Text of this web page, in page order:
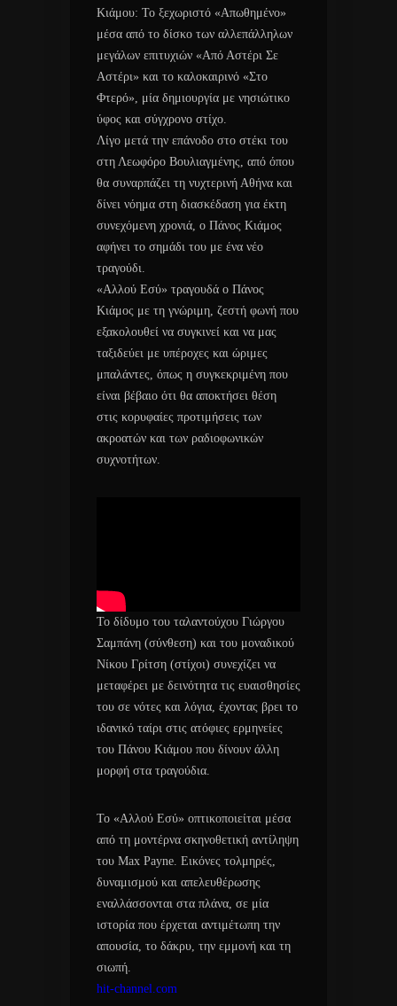
Κιάμου: Το ξεχωριστό «Απωθημένο»
μέσα από το δίσκο των αλλεπάλληλων
μεγάλων επιτυχιών «Από Αστέρι Σε
Αστέρι» και το καλοκαιρινό «Στο
Φτερό», μία δημιουργία με νησιώτικο
ύφος και σύγχρονο στίχο.
Λίγο μετά την επάνοδο στο στέκι του
στη Λεωφόρο Βουλιαγμένης, από όπου
θα συναρπάζει τη νυχτερινή Αθήνα και
δίνει νόημα στη διασκέδαση για έκτη
συνεχόμενη χρονιά, ο Πάνος Κιάμος
αφήνει το σημάδι του με ένα νέο
τραγούδι.
«Αλλού Εσύ» τραγουδά ο Πάνος
Κιάμος με τη γνώριμη, ζεστή φωνή που
εξακολουθεί να συγκινεί και να μας
ταξιδεύει με υπέροχες και ώριμες
μπαλάντες, όπως η συγκεκριμένη που
είναι βέβαιο ότι θα αποκτήσει θέση
στις κορυφαίες προτιμήσεις των
ακροατών και των ραδιοφωνικών
συχνοτήτων.
Το δίδυμο του ταλαντούχου Γιώργου
Σαμπάνη (σύνθεση) και του μοναδικού
Νίκου Γρίτση (στίχοι) συνεχίζει να
μεταφέρει με δεινότητα τις ευαισθησίες
του σε νότες και λόγια, έχοντας βρει το
ιδανικό ταίρι στις ατόφιες ερμηνείες
του Πάνου Κιάμου που δίνουν άλλη
μορφή στα τραγούδια.
Το «Αλλού Εσύ» οπτικοποιείται μέσα
από τη μοντέρνα σκηνοθετική αντίληψη
του Max Payne. Εικόνες τολμηρές,
δυναμισμού και απελευθέρωσης
εναλλάσσονται στα πλάνα, σε μία
ιστορία που έρχεται αντιμέτωπη την
απουσία, το δάκρυ, την εμμονή και τη
σιωπή.
hit-channel.com